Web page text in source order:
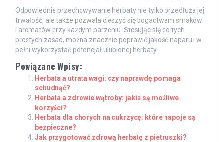
Odpowiednie przechowywanie herbaty nie tylko przedłuża jej
trwałość, ale także pozwala cieszyć się bogactwem smaków
i aromatów przy każdym parzeniu. Stosując się do tych
prostych zasad, można znacznie poprawić jakość naparu i w
pełni wykorzystać potencjał ulubionej herbaty.
Powiązane Wpisy:
Herbata a utrata wagi: czy naprawdę pomaga
schudnąć?
Herbata a zdrowie wątroby: jakie są możliwe
korzyści?
Herbata dla chorych na cukrzycę: które napoje są
bezpieczne?
Jak przygotować zdrową herbatę z pietruszki?